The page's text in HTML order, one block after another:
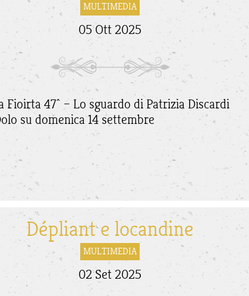
MULTIMEDIA
05 Ott 2025
Fioirta 47^ – Lo sguardo di Patrizia Discardi
su domenica 14 settembre
Dépliant e locandine
MULTIMEDIA
02 Set 2025